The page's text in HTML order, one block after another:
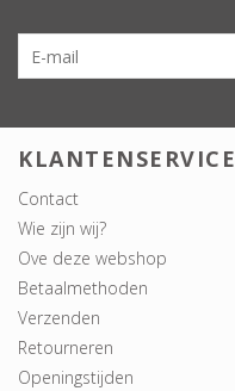
KLANTENSERVICE
Contact
Wie zijn wij?
Ove deze webshop
Betaalmethoden
Verzenden
Retourneren
Openingstijden